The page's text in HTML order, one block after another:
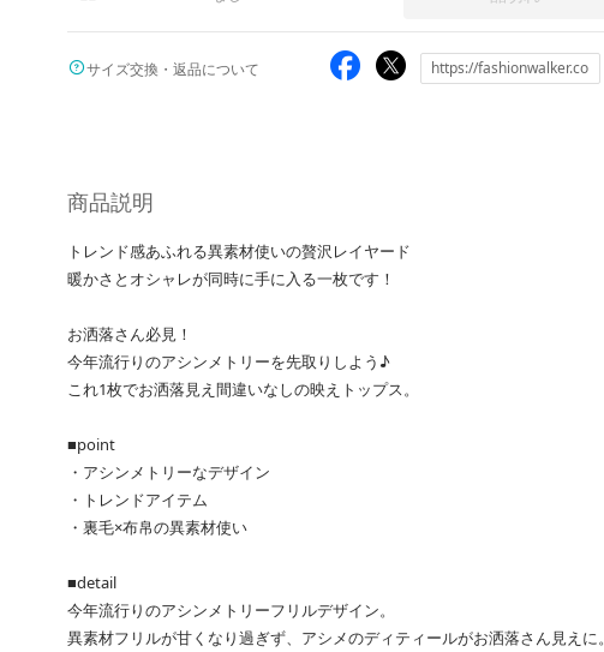
サイズ交換・返品について
商品説明
トレンド感あふれる異素材使いの贅沢レイヤード
暖かさとオシャレが同時に手に入る一枚です！
お洒落さん必見！
今年流行りのアシンメトリーを先取りしよう♪
これ1枚でお洒落見え間違いなしの映えトップス。
■point
・アシンメトリーなデザイン
・トレンドアイテム
・裏毛×布帛の異素材使い
■detail
今年流行りのアシンメトリーフリルデザイン。
異素材フリルが甘くなり過ぎず、アシメのディティールがお洒落さん見えに。